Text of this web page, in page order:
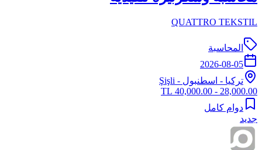
QUATTRO TEKSTIL
المحاسبة
2026-08-05
تركيا - اسطنبول - Şişli
28,000.00 - 40,000.00 TL
دوام كامل
جديد